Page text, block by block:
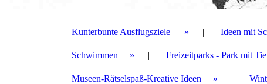
Kunterbunte Ausflugsziele Ideen mit
Schwimmen Freizeitparks - Park mit
Museen-Rätselspaß-Kreative Ideen